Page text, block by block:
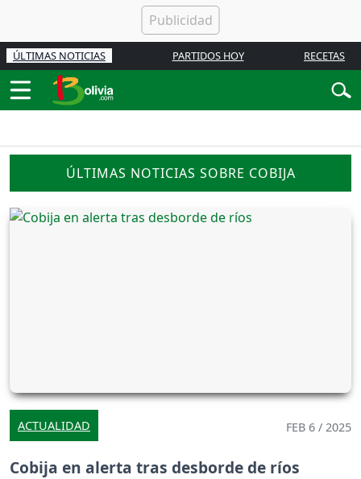
ÚLTIMAS NOTICIAS PARTIDOS HOY RECETAS
ÚLTIMAS NOTICIAS SOBRE COBIJA
ACTUALIDAD FEB 6 / 2025
Cobija en alerta tras desborde de ríos